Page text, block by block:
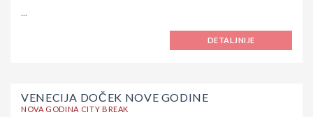
...
DETALJNIJE
VENECIJA DOČEK NOVE GODINE
NOVA GODINA CITY BREAK